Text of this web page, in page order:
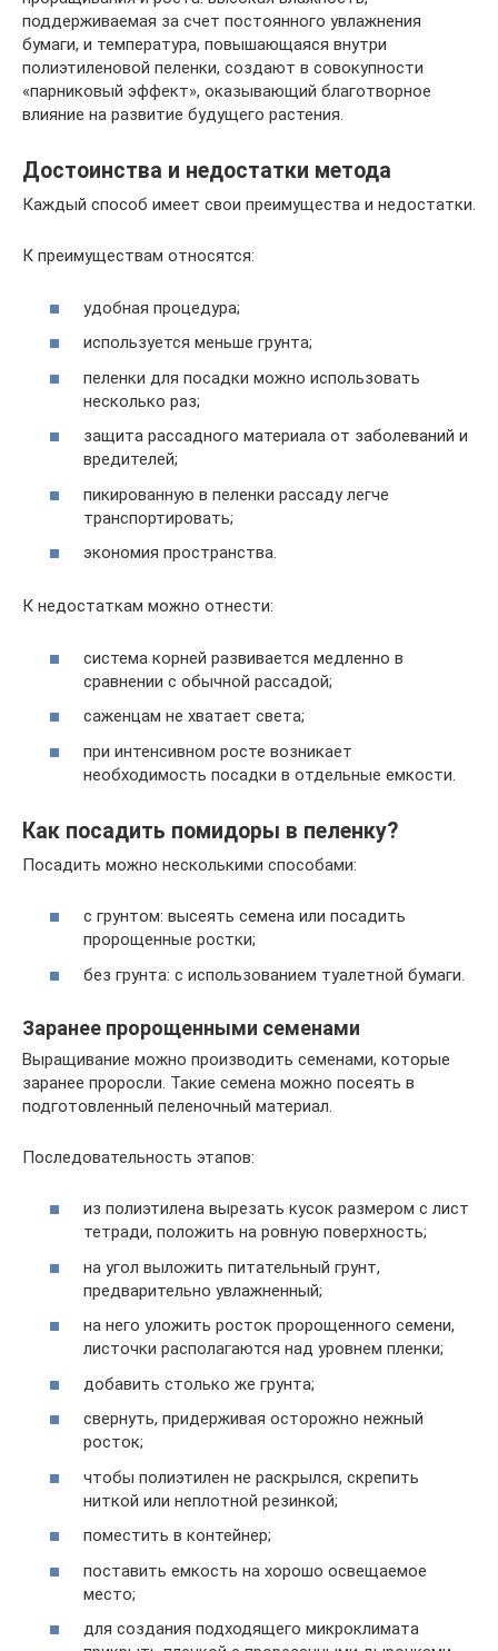
поддерживаемая за счет постоянного увлажнения
бумаги, и температура, повышающаяся внутри
полиэтиленовой пеленки, создают в совокупности
«парниковый эффект», оказывающий благотворное
влияние на развитие будущего растения.
Достоинства и недостатки метода
Каждый способ имеет свои преимущества и недостатки.
К преимуществам относятся:
удобная процедура;
используется меньше грунта;
пеленки для посадки можно использовать
несколько раз;
защита рассадного материала от заболеваний и
вредителей;
пикированную в пеленки рассаду легче
транспортировать;
экономия пространства.
К недостаткам можно отнести:
система корней развивается медленно в
сравнении с обычной рассадой;
саженцам не хватает света;
при интенсивном росте возникает
необходимость посадки в отдельные емкости.
Как посадить помидоры в пеленку?
Посадить можно несколькими способами:
с грунтом: высеять семена или посадить
пророщенные ростки;
без грунта: с использованием туалетной бумаги.
Заранее пророщенными семенами
Выращивание можно производить семенами, которые
заранее проросли. Такие семена можно посеять в
подготовленный пеленочный материал.
Последовательность этапов:
из полиэтилена вырезать кусок размером с лист
тетради, положить на ровную поверхность;
на угол выложить питательный грунт,
предварительно увлажненный;
на него уложить росток пророщенного семени,
листочки располагаются над уровнем пленки;
добавить столько же грунта;
свернуть, придерживая осторожно нежный
росток;
чтобы полиэтилен не раскрылся, скрепить
ниткой или неплотной резинкой;
поместить в контейнер;
поставить емкость на хорошо освещаемое
место;
для создания подходящего микроклимата